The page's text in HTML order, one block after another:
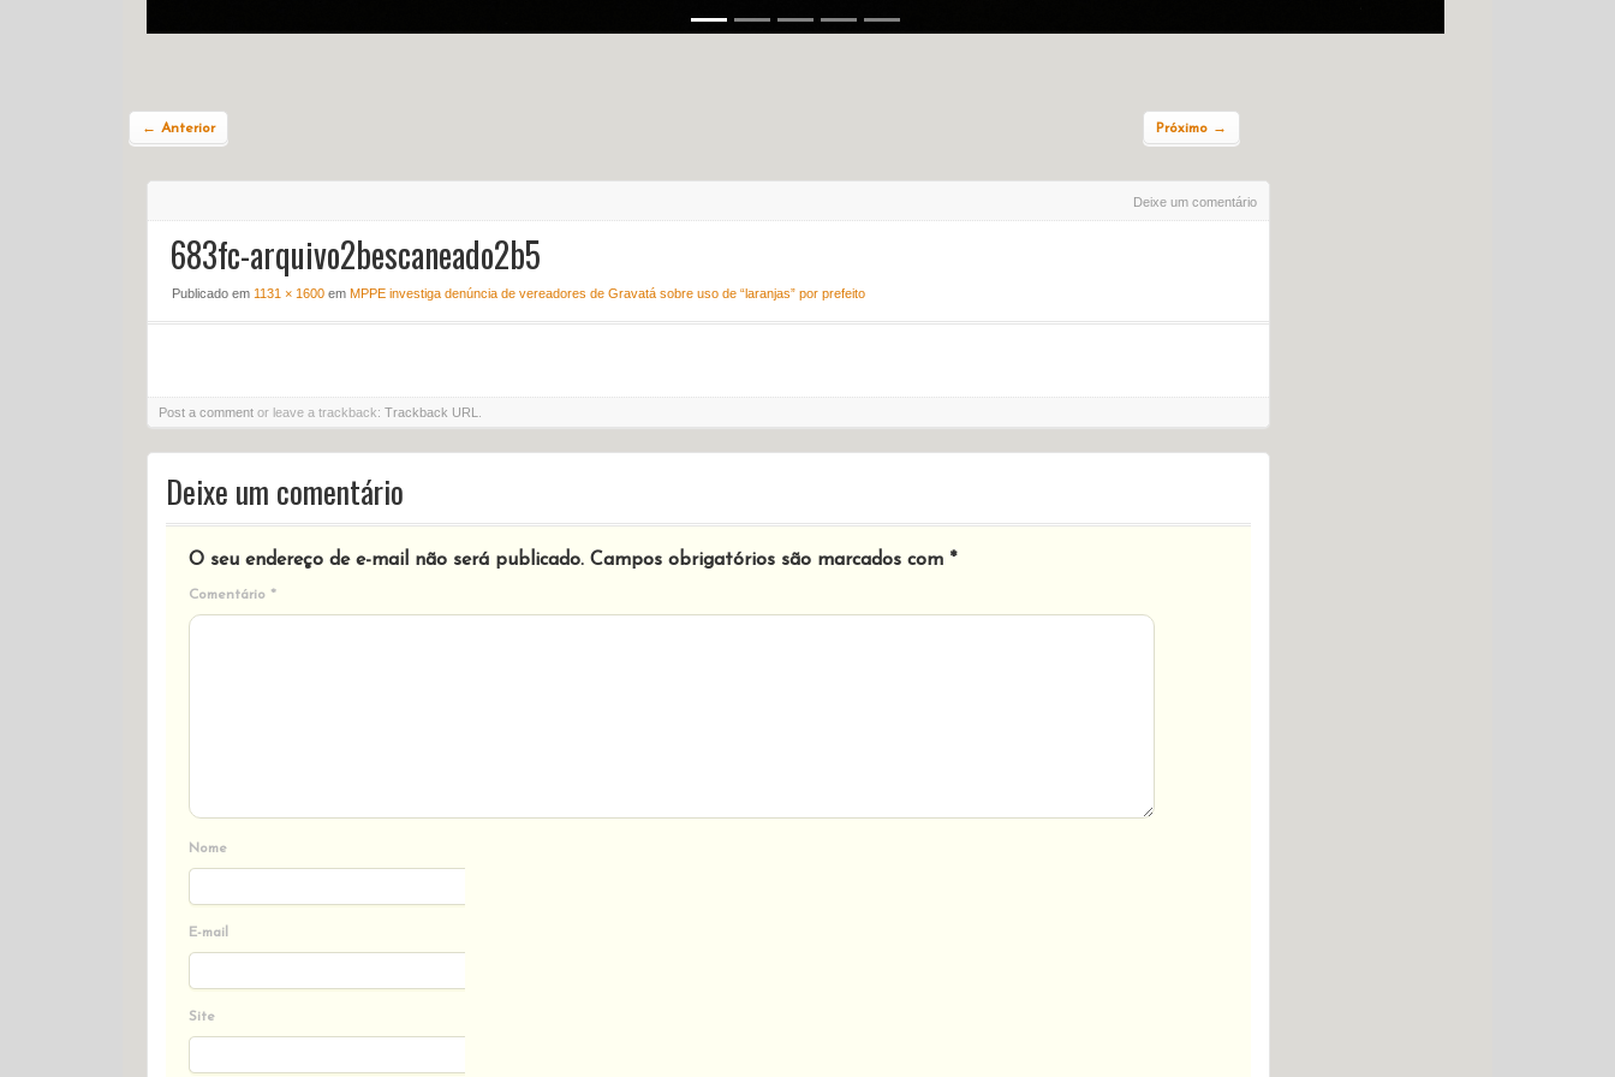
← Anterior Próximo →
Deixe um comentário
683fc-arquivo2bescaneado2b5
Publicado em 1131 × 1600 em MPPE investiga denúncia de vereadores de Gravatá sobre uso de “laranjas” por prefeito
Post a comment or leave a trackback: Trackback URL
Deixe um comentário
O seu endereço de e-mail não será publicado. Campos obrigatórios são marcados com *
Comentário *
Nome
E-mail
Site